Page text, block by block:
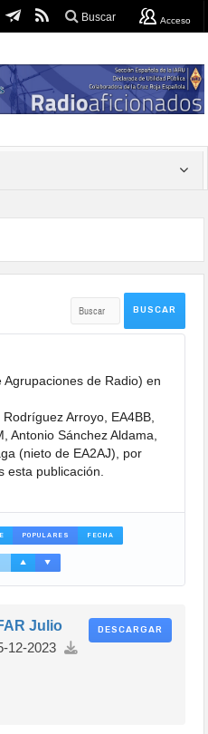
Buscar Acceso
de Radio) en
Arroyo, EA4BB,
Antonio Sánchez Aldama,
(nieto de EA2AJ), por
esta publicación.
POPULARES FECHA
▲ ▼
DESCARGAR
Julio
12-2023